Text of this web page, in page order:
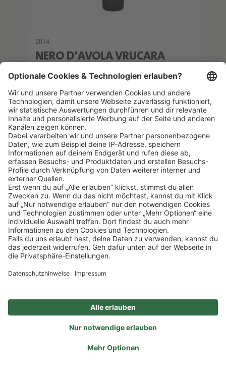
2014
NERO D'AVOLA VRUCARA
Feudo Montoni
0.75 l (99,87 €/1l) *
74,90 € 79,00 €
IN DEN WARENKORB
Lebensmittelhinweise
LICELLINO, LIMONCELLO
(38,00 €/1l) *